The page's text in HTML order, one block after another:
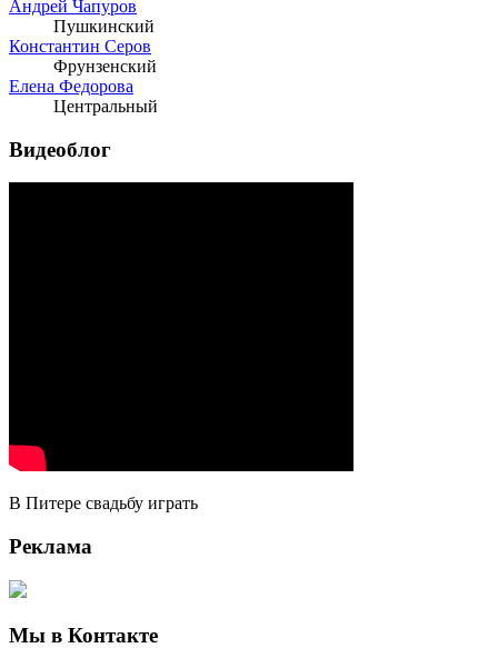
Андрей Чапуров
Пушкинский
Константин Серов
Фрунзенский
Елена Федорова
Центральный
Видеоблог
В Питере свадьбу играть
Реклама
Мы в Контакте